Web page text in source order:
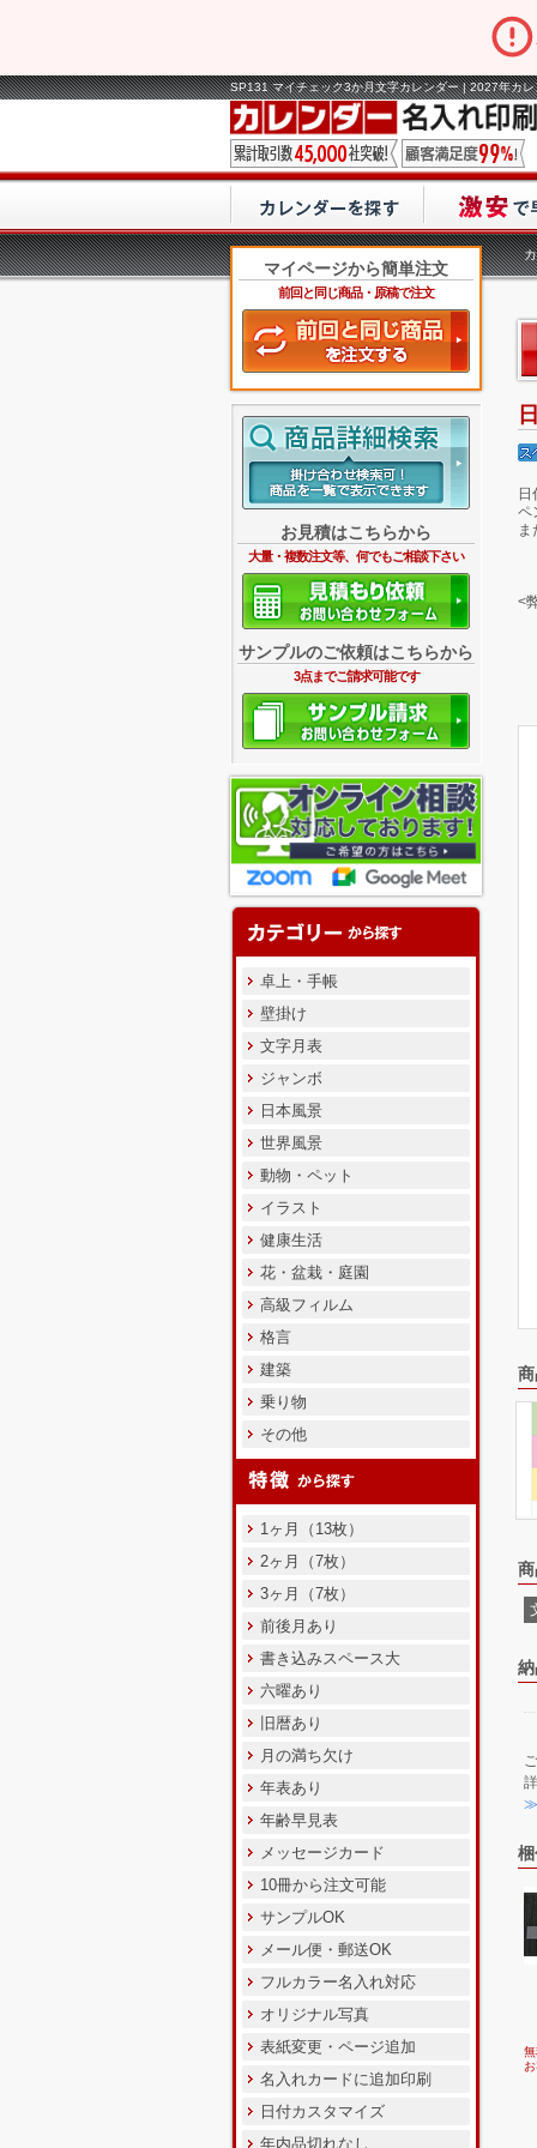
SP131 マイチェック3か月文字カレンダー | 2027年カ
マイページから簡単注文
前回と同じ商品・原稿で注文
お見積はこちらから
大量・複数注文等、何でもご相談下さい
サンプルのご依頼はこちらから
3点までご請求可能です
卓上・手帳
壁掛け
文字月表
ジャンボ
日本風景
世界風景
動物・ペット
イラスト
健康生活
花・盆栽・庭園
高級フィルム
格言
建築
乗り物
その他
1ヶ月（13枚）
2ヶ月（7枚）
3ヶ月（7枚）
前後月あり
書き込みスペース大
六曜あり
旧暦あり
月の満ち欠け
年表あり
年齢早見表
メッセージカード
10冊から注文可能
サンプルOK
メール便・郵送OK
フルカラー名入れ対応
オリジナル写真
表紙変更・ページ追加
名入れカードに追加印刷
日付カスタマイズ
年内品切れなし
ペ
<
≫